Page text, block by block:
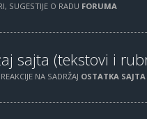
SUGESTIJE O RADU FORUMA
sajta (tekstovi i
NA SADRŽAJ OSTATKA SAJTA